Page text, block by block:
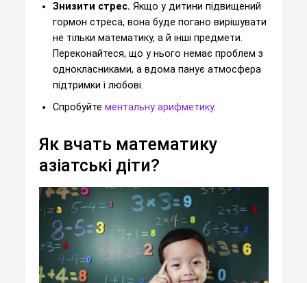
Знизити стрес. Якщо у дитини підвищений
гормон стреса, вона буде погано вирішувати
не тільки математику, а й інші предмети.
Переконайтеся, що у нього немає проблем з
однокласниками, а вдома панує атмосфера
підтримки і любові.
Спробуйте ментальну арифметику.
Як вчать математику
азіатські діти?